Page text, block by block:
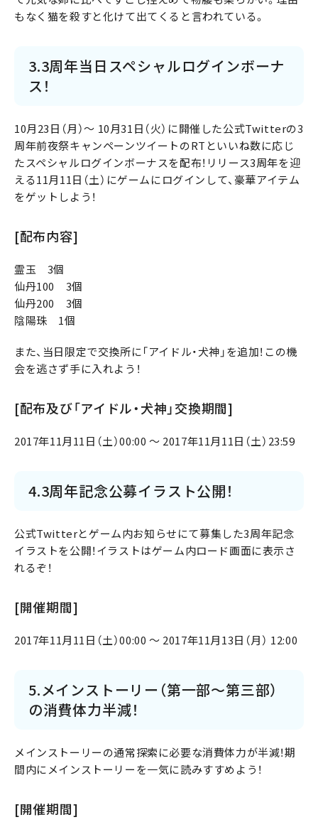
もなく猫を殺すと化けて出てくると言われている。
3.3周年当日スペシャルログインボーナ
ス！
10月23日（月）～ 10月31日（火）に開催した公式Twitterの3
周年前夜祭キャンペーンツイートのRTといいね数に応じ
たスペシャルログインボーナスを配布！リリース3周年を迎
える11月11日（土）にゲームにログインして、豪華アイテム
をゲットしよう！
[配布内容]
霊玉 3個
仙丹100 3個
仙丹200 3個
陰陽珠 1個
また、当日限定で交換所に「アイドル・犬神」を追加！この機
会を逃さず手に入れよう！
[配布及び「アイドル・犬神」交換期間]
2017年11月11日（土）00:00 ～ 2017年11月11日（土）23:59
4.3周年記念公募イラスト公開！
公式Twitterとゲーム内お知らせにて募集した3周年記念
イラストを公開！イラストはゲーム内ロード画面に表示さ
れるぞ！
[開催期間]
2017年11月11日（土）00:00 ～ 2017年11月13日（月） 12:00
5.メインストーリー（第一部～第三部）
の消費体力半減！
メインストーリーの通常探索に必要な消費体力が半減！期
間内にメインストーリーを一気に読みすすめよう！
[開催期間]